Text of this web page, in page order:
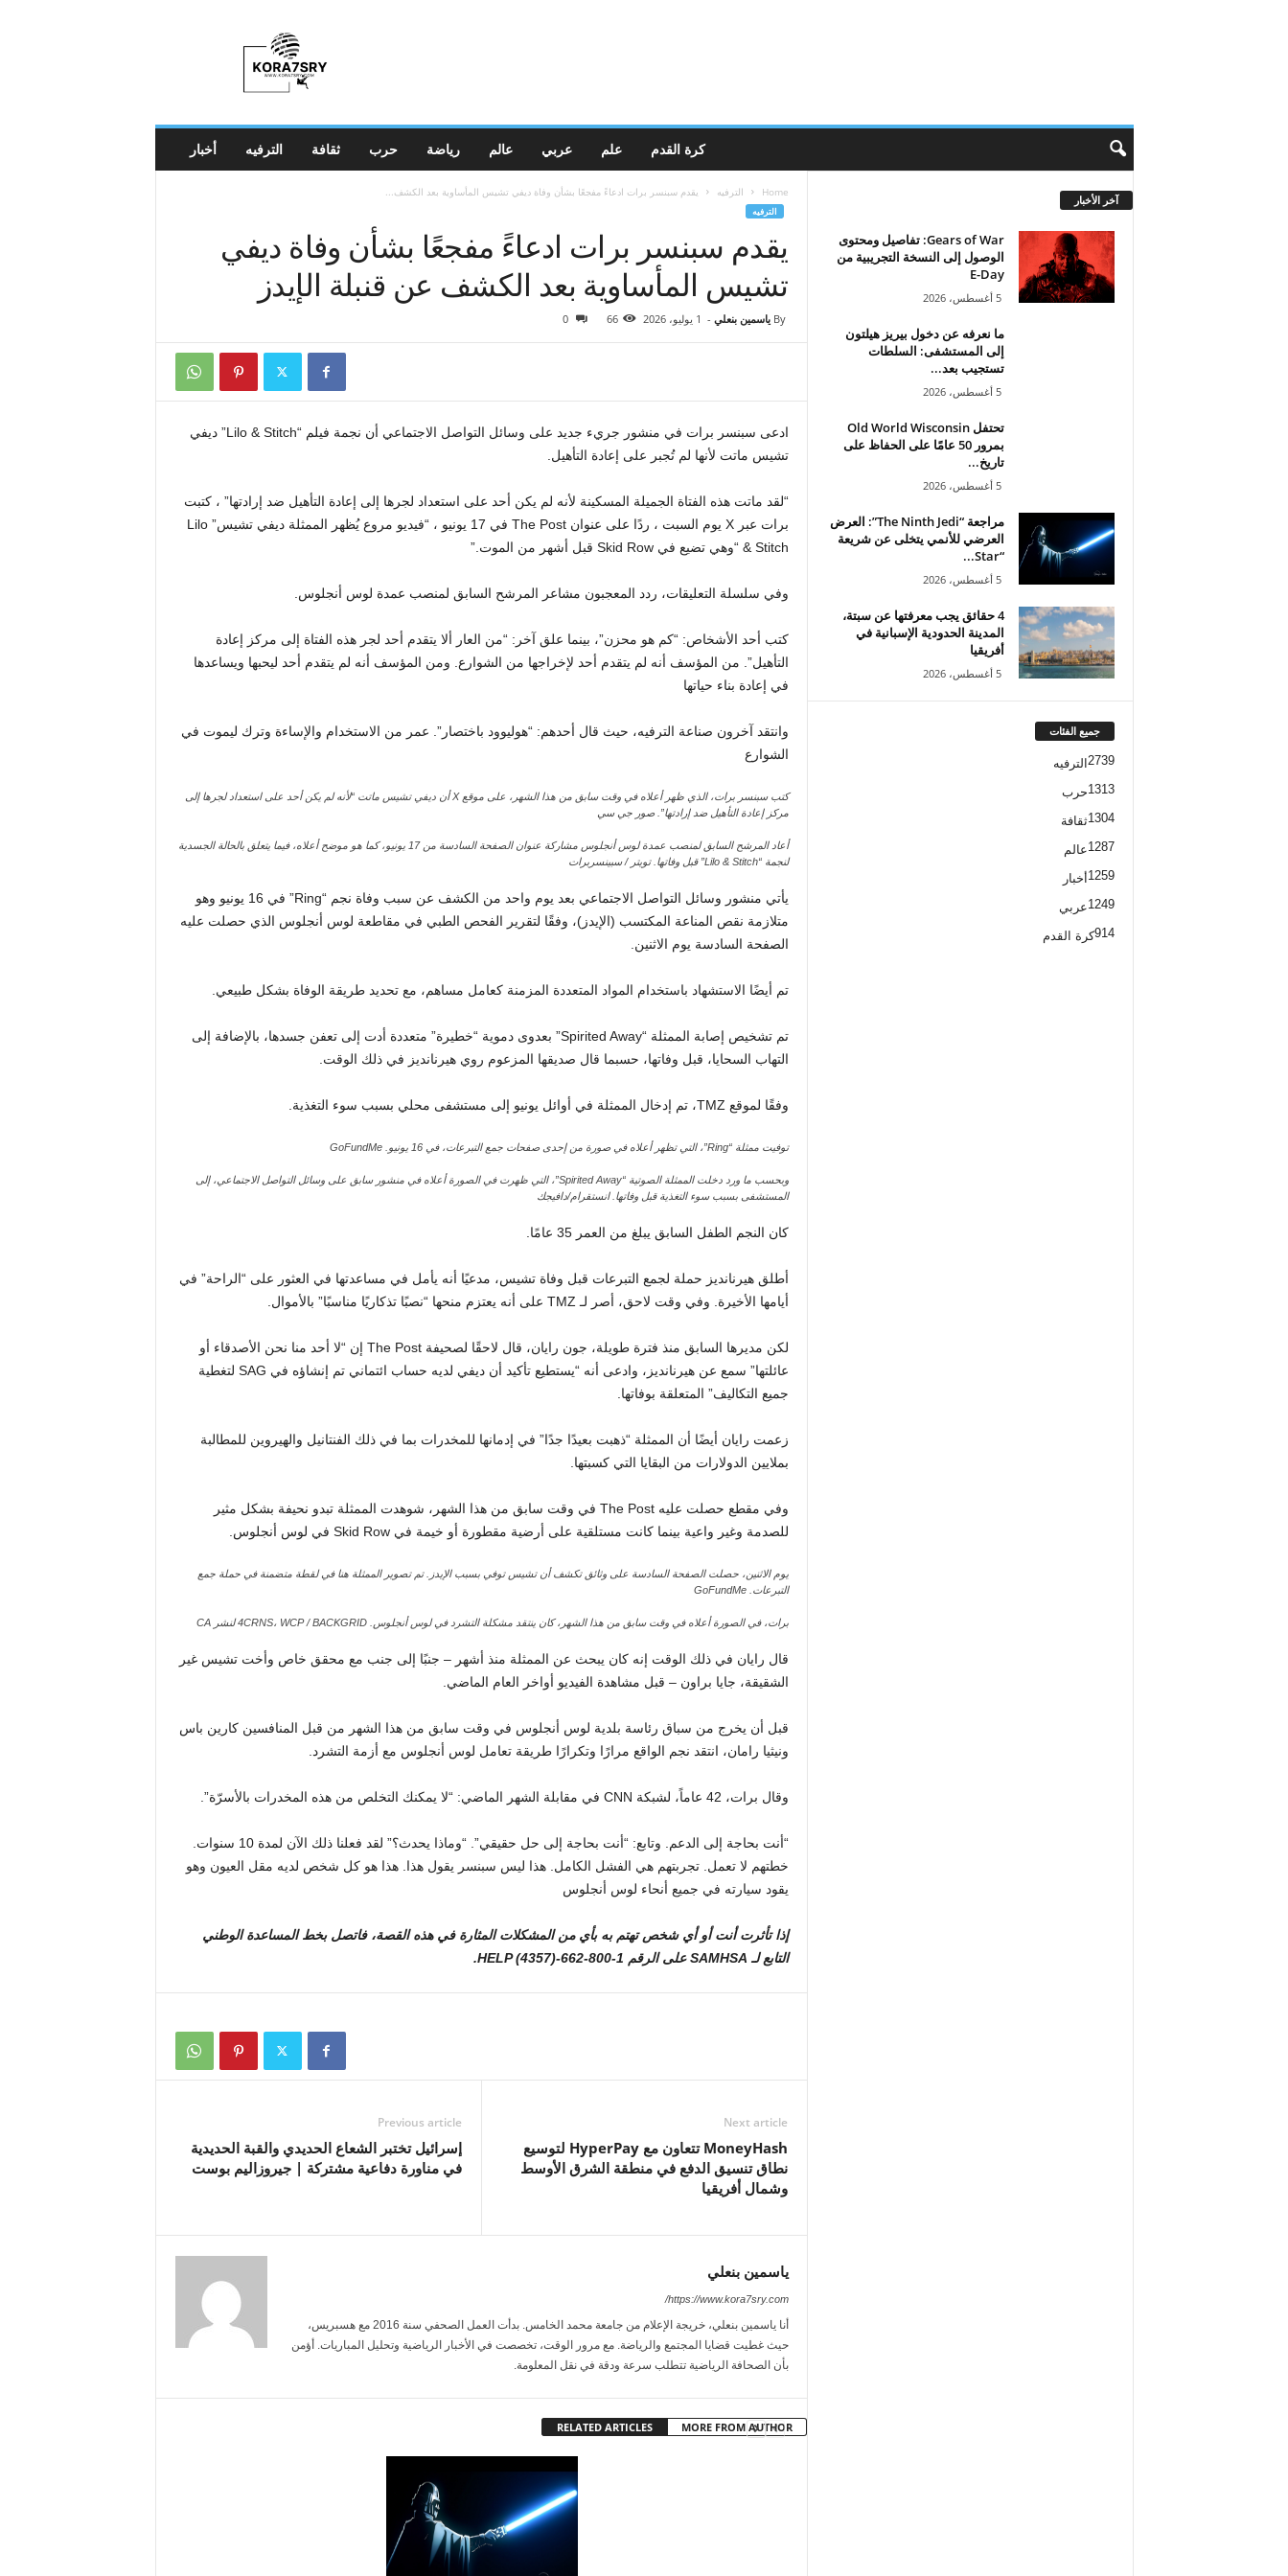
أخبار الترفيه ثقافة حرب رياضة عالم عربي علم كرة القدم
Home الترفيه يقدم سبنسر برات ادعاءً مفجعًا بشأن وفاة ديفي تشيس المأساوية بعد الكشف...
الترفيه
يقدم سبنسر برات ادعاءً مفجعًا بشأن وفاة ديفي
تشيس المأساوية بعد الكشف عن قنبلة الإيدز
By ياسمين بنعلي - 1 يوليو، 2026 66
0
ادعى سبنسر برات في منشور جريء جديد على وسائل التواصل الاجتماعي أن نجمة فيلم “Lilo & Stitch” ديفي
تشيس ماتت لأنها لم تُجبر على إعادة التأهيل.
“لقد ماتت هذه الفتاة الجميلة المسكينة لأنه لم يكن أحد على استعداد لجرها إلى إعادة التأهيل ضد إرادتها” ، كتبت
برات عبر X يوم السبت ، ردًا على عنوان The Post في 17 يونيو ، “فيديو مروع يُظهر الممثلة ديفي تشيس” Lilo
& Stitch “وهي تضيع في Skid Row قبل أشهر من الموت.”
وفي سلسلة التعليقات، ردد المعجبون مشاعر المرشح السابق لمنصب عمدة لوس أنجلوس.
كتب أحد الأشخاص: “كم هو محزن”، بينما علق آخر: “من العار ألا يتقدم أحد لجر هذه الفتاة إلى مركز إعادة
التأهيل”. من المؤسف أنه لم يتقدم أحد لإخراجها من الشوارع. ومن المؤسف أنه لم يتقدم أحد ليحبها ويساعدها
في إعادة بناء حياتها
وانتقد آخرون صناعة الترفيه، حيث قال أحدهم: “هوليوود باختصار”. عمر من الاستخدام والإساءة وترك ليموت في
الشوارع
كتب سبنسر برات، الذي ظهر أعلاه في وقت سابق من هذا الشهر، على موقع X أن ديفي تشيس ماتت “لأنه لم يكن أحد على استعداد لجرها إلى
مركز إعادة التأهيل ضد إرادتها”.صور جي سي
أعاد المرشح السابق لمنصب عمدة لوس أنجلوس مشاركة عنوان الصفحة السادسة من 17 يونيو، كما هو موضح أعلاه، فيما يتعلق بالحالة الجسدية
لنجمة “Lilo & Stitch” قبل وفاتها.
تويتر / سبينسربرات
يأتي منشور وسائل التواصل الاجتماعي بعد يوم واحد من الكشف عن سبب وفاة نجم “Ring” في 16 يونيو وهو
متلازمة نقص المناعة المكتسب (الإيدز)، وفقًا لتقرير الفحص الطبي في مقاطعة لوس أنجلوس الذي حصلت عليه
الصفحة السادسة يوم الاثنين.
تم أيضًا الاستشهاد باستخدام المواد المتعددة المزمنة كعامل مساهم، مع تحديد طريقة الوفاة بشكل طبيعي.
تم تشخيص إصابة الممثلة “Spirited Away” بعدوى دموية “خطيرة” متعددة أدت إلى تعفن جسدها، بالإضافة إلى
التهاب السحايا، قبل وفاتها، حسبما قال صديقها المزعوم روي هيرنانديز في ذلك الوقت.
وفقًا لموقع TMZ، تم إدخال الممثلة في أوائل يونيو إلى مستشفى محلي بسبب سوء التغذية.
توفيت ممثلة “Ring”، التي تظهر أعلاه في صورة من إحدى صفحات جمع التبرعات، في 16 يونيو. GoFundMe
وبحسب ما ورد دخلت الممثلة الصوتية “Spirited Away”، التي ظهرت في الصورة أعلاه في منشور سابق على وسائل التواصل الاجتماعي، إلى
المستشفى بسبب سوء التغذية قبل وفاتها.انستقرام/دافيجك
كان النجم الطفل السابق يبلغ من العمر 35 عامًا.
أطلق هيرنانديز حملة لجمع التبرعات قبل وفاة تشيس، مدعيًا أنه يأمل في مساعدتها في العثور على “الراحة” في
أيامها الأخيرة. وفي وقت لاحق، أصر لـ TMZ على أنه يعتزم منحها “نصبًا تذكاريًا مناسبًا” بالأموال.
لكن مديرها السابق منذ فترة طويلة، جون رايان، قال لاحقًا لصحيفة The Post إن “لا أحد منا نحن الأصدقاء أو
عائلتها” سمع عن هيرنانديز، وادعى أنه “يستطيع تأكيد أن ديفي لديه حساب ائتماني تم إنشاؤه في SAG لتغطية
جميع التكاليف” المتعلقة بوفاتها.
زعمت رايان أيضًا أن الممثلة “ذهبت بعيدًا جدًا” في إدمانها للمخدرات بما في ذلك الفنتانيل والهيروين للمطالبة
بملايين الدولارات من البقايا التي كسبتها.
وفي مقطع حصلت عليه The Post في وقت سابق من هذا الشهر، شوهدت الممثلة تبدو نحيفة بشكل مثير
للصدمة وغير واعية بينما كانت مستلقية على أرضية مقطورة أو خيمة في Skid Row في لوس أنجلوس.
يوم الاثنين، حصلت الصفحة السادسة على وثائق تكشف أن تشيس توفي بسبب الإيدز. تم تصوير الممثلة هنا في لقطة متضمنة في حملة جمع
التبرعات.GoFundMe
برات، في الصورة أعلاه في وقت سابق من هذا الشهر، كان ينتقد مشكلة التشرد في لوس أنجلوس.4CRNS، WCP / BACKGRID لنشر CA
قال رايان في ذلك الوقت إنه كان يبحث عن الممثلة منذ أشهر – جنبًا إلى جنب مع محقق خاص وأخت تشيس غير
الشقيقة، جايا براون – قبل مشاهدة الفيديو أواخر العام الماضي.
قبل أن يخرج من سباق رئاسة بلدية لوس أنجلوس في وقت سابق من هذا الشهر من قبل المنافسين كارين باس
ونيثيا رامان، انتقد نجم الواقع مرارًا وتكرارًا طريقة تعامل لوس أنجلوس مع أزمة التشرد.
وقال برات، 42 عاماً، لشبكة CNN في مقابلة الشهر الماضي: “لا يمكنك التخلص من هذه المخدرات بالأسرّة”.
“أنت بحاجة إلى الدعم. وتابع: “أنت بحاجة إلى حل حقيقي”. “وماذا يحدث؟” لقد فعلنا ذلك الآن لمدة 10 سنوات.
خطتهم لا تعمل. تجربتهم هي الفشل الكامل. هذا ليس سبنسر يقول هذا. هذا هو كل شخص لديه مقل العيون وهو
يقود سيارته في جميع أنحاء لوس أنجلوس
إذا تأثرت أنت أو أي شخص تهتم به بأي من المشكلات المثارة في هذه القصة، فاتصل بخط المساعدة الوطني
التابع لـ SAMHSA على الرقم 1-800-662-HELP (4357).
Previous article
إسرائيل تختبر الشعاع الحديدي والقبة الحديدية
في مناورة دفاعية مشتركة | جيروزاليم بوست
Next article
MoneyHash تتعاون مع HyperPay لتوسيع
نطاق تنسيق الدفع في منطقة الشرق الأوسط
وشمال أفريقيا
ياسمين بنعلي
https://www.kora7sry.com/
أنا ياسمين بنعلي، خريجة الإعلام من جامعة محمد الخامس. بدأت العمل الصحفي سنة 2016 مع هسبريس،
حيث غطيت قضايا المجتمع والرياضة. مع مرور الوقت، تخصصت في الأخبار الرياضية وتحليل المباريات. أؤمن
بأن الصحافة الرياضية تتطلب سرعة ودقة في نقل المعلومة.
RELATED ARTICLES MORE FROM AUTHOR
آخر الأخبار
Gears of War: تفاصيل ومحتوى
الوصول إلى النسخة التجريبية من
E-Day
5 أغسطس، 2026
ما نعرفه عن دخول بيريز هيلتون
إلى المستشفى: السلطات
تستجيب بعد...
5 أغسطس، 2026
تحتفل Old World Wisconsin
بمرور 50 عامًا على الحفاظ على
تاريخ...
5 أغسطس، 2026
مراجعة “The Ninth Jedi”: العرض
العرضي للأنمي يتخلى عن شريعة
“Star...
5 أغسطس، 2026
4 حقائق يجب معرفتها عن سبتة،
المدينة الحدودية الإسبانية في
أفريقيا
5 أغسطس، 2026
جميع الفئات
الترفيه 2739
حرب1313
ثقافة1304
عالم1287
أخبار 1259
عربي1249
كرة القدم914